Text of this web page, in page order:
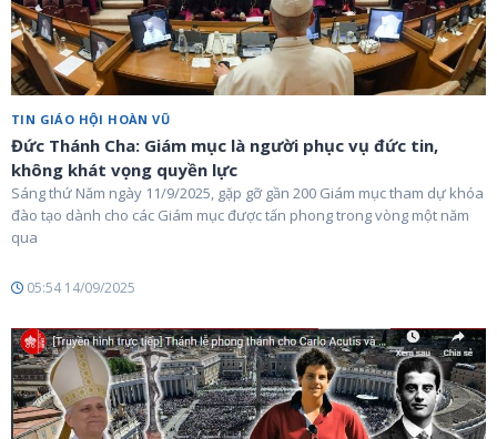
TIN GIÁO HỘI HOÀN VŨ
Đức Thánh Cha: Giám mục là người phục vụ đức tin,
không khát vọng quyền lực
Sáng thứ Năm ngày 11/9/2025, gặp gỡ gần 200 Giám mục tham dự khóa
đào tạo dành cho các Giám mục được tấn phong trong vòng một năm
qua
05:54 14/09/2025